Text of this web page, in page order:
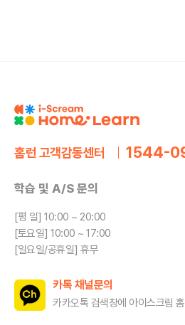
홈런 고객감동센터
학습 및 A/S 문의
[평 일] 10:00 ~ 20:00
[토요일] 10:00 ~ 17:00
[일요일/공휴일] 휴무
1544-
카톡 채널문의
카카오톡 검색창에 아이스크림